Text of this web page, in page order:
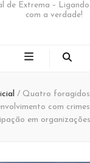
de Extrema –
com a verdade!
/ Quatro foragidos
com
em